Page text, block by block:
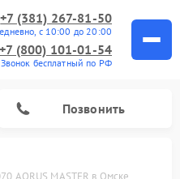
+7 (381) 267-81-50
с 10:00 до 20:00
+7 (800) 101-01-54
Звонок бесплатный по РФ
Позвонить